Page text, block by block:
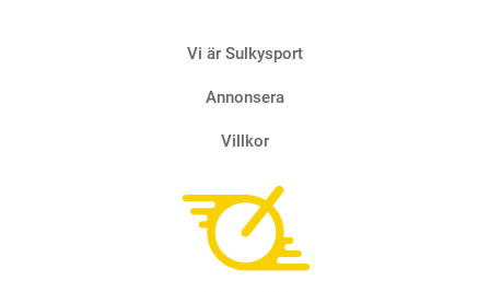
Vi är Sulkysport
Annonsera
Villkor